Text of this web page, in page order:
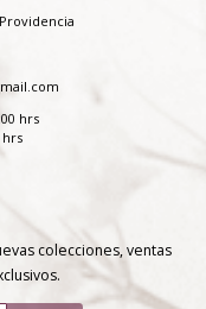
hrs
hrs
colecciones, ventas